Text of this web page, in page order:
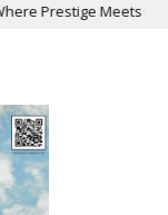
Meets Legacy”